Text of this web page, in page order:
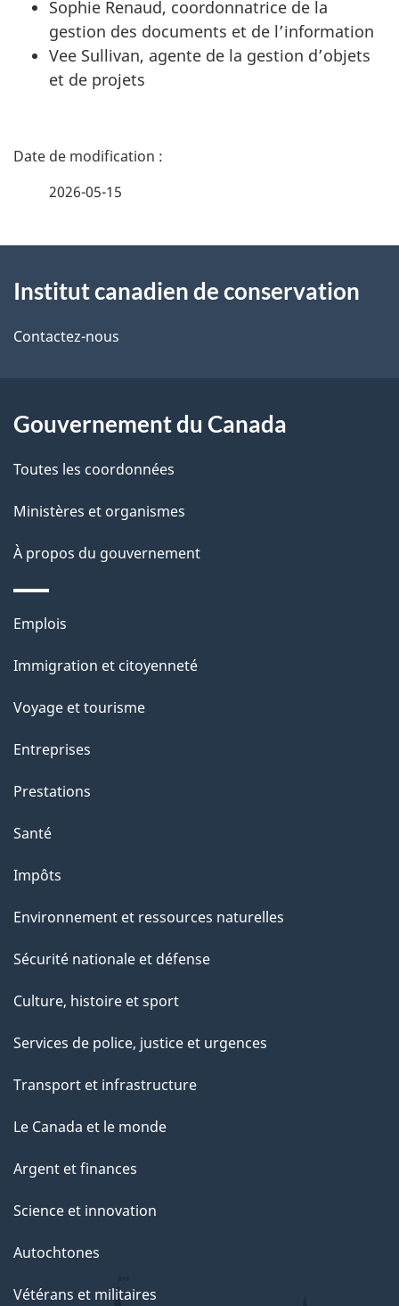
Sophie Renaud, coordonnatrice de la
gestion des documents et de l’information
Vee Sullivan, agente de la gestion d’objets
et de projets
D
i
l
d
e
p
a
2026-05-15
propos
de
site
Institut canadien de conservation
Contactez-nous
Gouvernement du Canada
Toutes les coordonnées
Ministères et organismes
À propos du gouvernement
Thèmes
sujets
Emplois
Immigration et citoyenneté
Voyage et tourisme
Entreprises
Prestations
Santé
Impôts
Environnement et ressources naturelles
Sécurité nationale et défense
Culture, histoire et sport
Services de police, justice et urgences
Transport et infrastructure
Le Canada et le monde
Argent et finances
Science et innovation
Autochtones
Vétérans et militaires